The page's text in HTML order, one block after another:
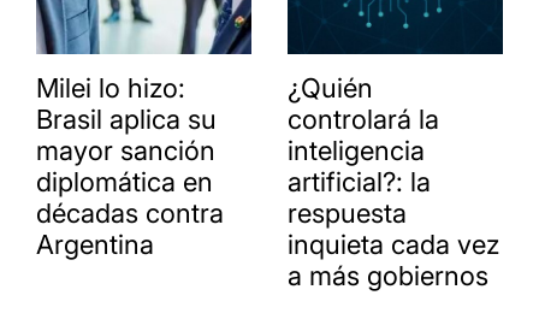
Milei lo hizo:
Brasil aplica su
mayor sanción
diplomática en
décadas contra
Argentina
¿Quién
controlará la
inteligencia
artificial?: la
respuesta
inquieta cada vez
a más gobiernos